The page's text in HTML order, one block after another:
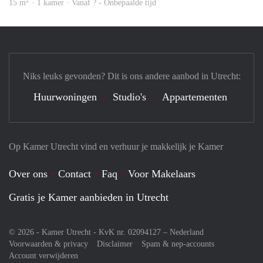
15 m · 1 kamer · Vanaf ? - Onbepaalde tijd
Op Kamer Utrecht vind en verhuur je makkelijk je Kamer
Over ons Contact Faq
Voor Makelaars
Gratis je Kamer aanbieden in Utrecht
© 2026 - Kamer Utrecht - KvK nr. 02094127 – Nederland
Voorwaarden & privacy
Disclaimer
Spam & nep-accounts
Account verwijderen
Niks leuks gevonden? Dit is ons andere aanbod in Utrecht:
Huurwoningen Studio's Appartementen